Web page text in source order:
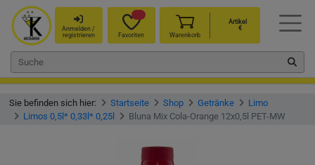
Anmelden /
registrieren
Favoriten Warenkorb
Artikel
€
Sie befinden sich hier: Startseite Shop Getränke
Limo
Limos 0,5l* 0,33l* 0,25l
Bluna Mix Cola-Orange 12x0,5l PET-MW